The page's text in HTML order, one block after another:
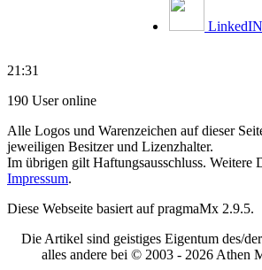
LinkedIN
21:31
190 User online
Alle Logos und Warenzeichen auf dieser
jeweiligen Besitzer und Lizenzhalter.
Im übrigen gilt Haftungsausschluss. Weitere
Impressum.
Diese Webseite basiert auf pragmaMx 2.9.5.
Die Artikel sind geistiges Eigentum des/
alles andere bei © 2003 - 2026 Athen